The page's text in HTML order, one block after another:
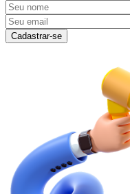
Cadastrar-se